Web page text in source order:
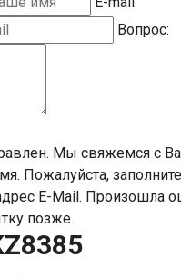
Вопрос:
Мы свяжемся с
Пожалуйста,
E-Mail. Произошла
позже.